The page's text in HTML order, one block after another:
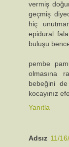
vermiş
geçmiş
hiç
epidural
buluşu
pembe
olmasına
bebeğini
kocayınız
Yanıtla
Adsız 11/